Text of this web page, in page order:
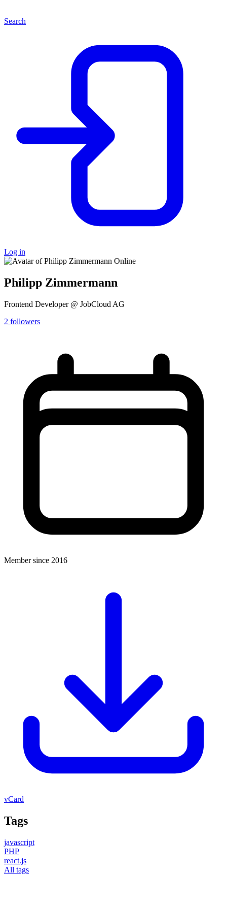
Search
Log in
Online
Philipp Zimmermann
Frontend Developer @ JobCloud AG
2 followers
Member since 2016
vCard
Tags
javascript
PHP
react.js
All tags